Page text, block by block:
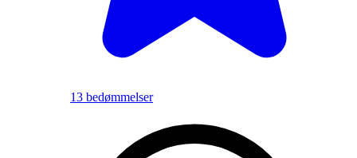
13 bedømmelser